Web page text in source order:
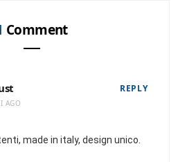
Comment
AGO
REPLY
made in italy, design unico.